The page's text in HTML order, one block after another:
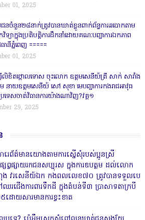
01, 2025
ចំនួន២៨នាក់ត្រូវបានឃាត់ខ្លួនពាក់ព័ន្ធការឆបោកតាម
កវិទ្យាក្នុងប្រតិបត្តិការដឹកនាំដោយគណៈបញ្ជាការឯកភាព
ធានីភ្នំពេញ ‎=====
01, 2025
ធ្វើលិខិតថ្កោលទោស ចុះលោក ឧត្តមសេនីយ៍ត្រី សាក់ សារាំង
នាយឧត្តមសេនីយ៍ សៅ សុខា មេបញ្ជាការកងរាជអាវុធ
រទេសចាត់វិធានការយ៉ាងណាវិញ?វគ្គ១
29, 2025
រេព័ត៌មានយោងតាមការស្នើសុំរបស់ប្អូនស្រី
សព្វផ្សាយរកជនសប្បុរស ក្នុងការឧបត្ថម ដល់លោក
វរសេនីយ៍ឯក កងពលលេខ៧០ ត្រូវបានទទួលបេ
រជើងការពារទឹកដី ក្នុងតំបន់ទី៣ ប្រាសាទតាក្របី
ដោយសារមានការខ្វះខាត